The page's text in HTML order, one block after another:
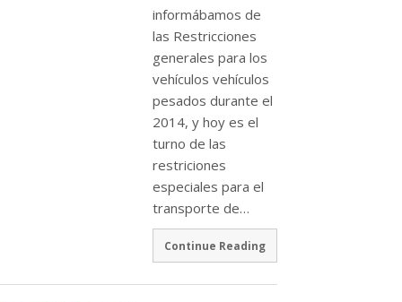
informábamos de
las Restricciones
generales para los
vehí­culos vehí­culos
pesados durante el
2014, y hoy es el
turno de las
restriciones
especiales para el
transporte de…
Continue Reading